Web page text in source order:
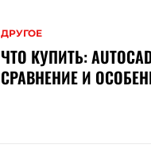
ДРУГОЕ
ЧТО КУПИТЬ:
СРАВНЕНИЕ И